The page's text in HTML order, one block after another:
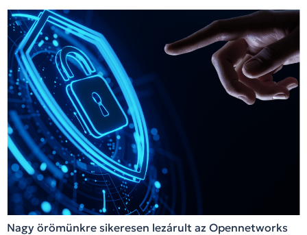
Nagy örömünkre sikeresen lezárult az Opennetworks